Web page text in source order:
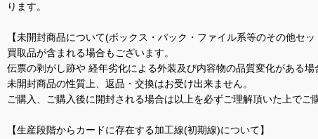
ります。
【未開封商品について(ボックス・パック・ファイル系等のその他セッ
買取品が含まれる場合もございます。
伝票の剥がし跡や 経年劣化による外装及び内容物の品質変化がある場
未開封商品の性質上、返品・交換はお受け出来ません。
ご購入、ご購入後に開封される場合は以上を必ずご理解頂いた上でご
【生産段階からカードに存在する加工線(初期線)について】